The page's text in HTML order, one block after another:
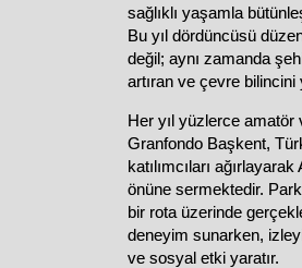
sağlıklı yaşamla
Bu yıl dördüncüsü
değil; aynı zamanda
artıran ve çevre
Her yıl yüzlerce
Granfondo Başkent,
katılımcıları
önüne sermektedir.
bir rota üzerinde
deneyim sunarken,
ve sosyal etki yaratır.